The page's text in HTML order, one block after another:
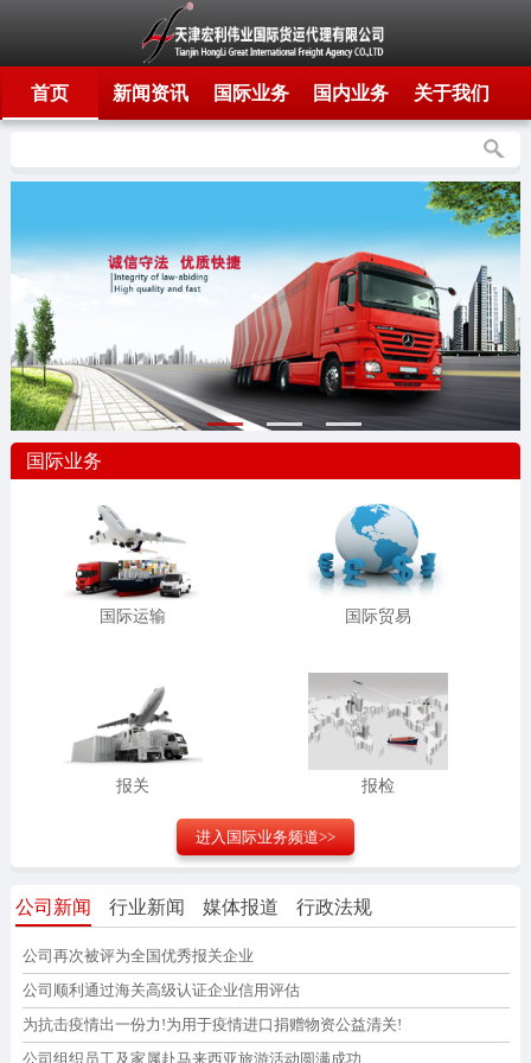
首页 新闻资讯 国际业务 国内业务 关于我们
国际业务
国际运输 国际贸易
报关 报检
进入国际业务频道>>
公司新闻 行业新闻 媒体报道 行政法规
公司再次被评为全国优秀报关企业
公司顺利通过海关高级认证企业信用评估
为抗击疫情出一份力!为用于疫情进口捐赠物资公益清关!
公司组织员工及家属赴马来西亚旅游活动圆满成功